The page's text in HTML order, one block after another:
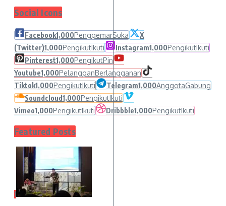
Social Icons
Facebook1,000PenggemarSuka
X
(Twitter)1,000PengikutIkuti Instagram1,000PengikutIkuti
Pinterest1,000PengikutPin
Youtube1,000PelangganBerlangganan
Tiktok1,000PengikutIkuti Telegram1,000AnggotaGabung
Soundcloud1,000PengikutIkuti
Vimeo1,000PengikutIkuti Dribbble1,000PengikutIkuti
Featured Posts
1